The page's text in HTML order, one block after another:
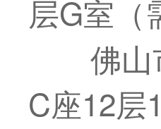
层G室（
佛
C座12层